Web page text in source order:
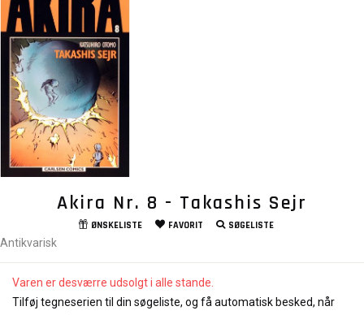
Akira Nr. 8 - Takashis Sejr
ØNSKELISTE FAVORIT SØGELISTE
Antikvarisk
Varen er desværre udsolgt i alle stande.
Tilføj tegneserien til din søgeliste, og få automatisk besked, når